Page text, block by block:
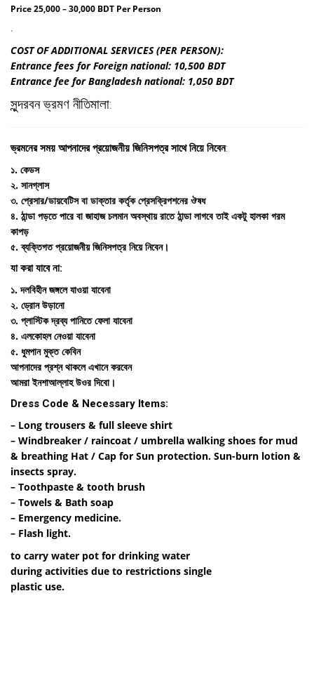
Price 25,000 – 30,000 BDT Per Person
.
COST OF ADDITIONAL SERVICES (PER PERSON):
Entrance fees for Foreign national: 10,500 BDT
Entrance fee for Bangladesh national: 1,050 BDT
সুন্দরবন ভ্রমণ নীতিমালা:
ভ্রমনের সময় আপনাদের প্রয়োজনীয় জিনিসপত্র সাথে নিয়ে নিবেন:
১. কেডস
২. সানগ্লাস
৩. প্রেসার/ডায়বেটিস বা ডাক্তার কর্তৃক প্রেসক্রিপশনের ঔষধ
৪. ঠান্ডা পড়তে পারে বা জাহাজ চলমান অবস্থায় রাতে ঠান্ডা লাগবে তাই একটু হালকা গরম
কাপড়
৫. ব্যক্তিগত প্রয়োজনীয় জিনিসপত্র নিয়ে নিবেন।
যা করা যাবে না:
১. দলবিহীন জঙ্গলে যাওয়া যাবেনা
২. ড্রোন উড়ানো
৩. প্লাস্টিক দ্রব্য পানিতে ফেলা যাবেনা
৪. এলকোহল নেওয়া যাবেনা
৫. ধুমপান মুক্ত কেবিন
আপনাদের প্রশ্ন থাকলে এখানে করবেন
আমরা ইনশাআল্লাহ উওর দিবো।
Dress Code & Necessary Items:
– Long trousers & full sleeve shirt
– Windbreaker / raincoat / umbrella walking shoes for mud
& breathing Hat / Cap for Sun protection. Sun-burn lotion &
insects spray.
– Toothpaste & tooth brush
– Towels & Bath soap
– Emergency medicine.
– Flash light.
to carry water pot for drinking water
during activities due to restrictions single
plastic use.